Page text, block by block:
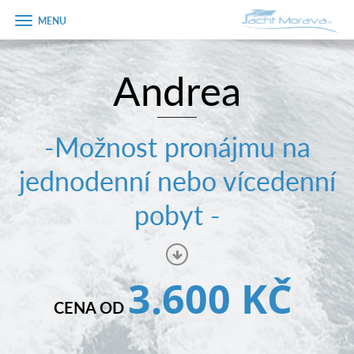
Úvodní strana
Pronájem a ceník
Plán plavby
Tipy na výlet
PRODEJ LODÍ
Zobrazit
menu
Andrea
-Možnost pronájmu na
jednodenní nebo vícedenní
pobyt -
CENA OD3.600 KČ